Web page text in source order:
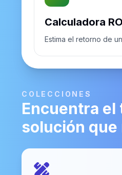
Calculadora
Estima el retorno de
COLECCIONES
Encuentra el
solución